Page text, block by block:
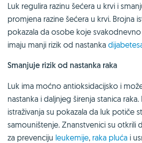
Luk regulira razinu šećera u krvi i
promjena razine šećera u krvi. Brojna
pokazala da osobe koje
imaju manji rizik od nastanka
Smanjuje rizik od nastanka raka
Luk ima moćno antioksidacijsko i
nastanka i daljnjeg širenja stanica raka.
istraživanja su pokazala da luk potiče
samouništenje. Znanstvenici su otkrili
za prevenciju leukemije, raka pluća i